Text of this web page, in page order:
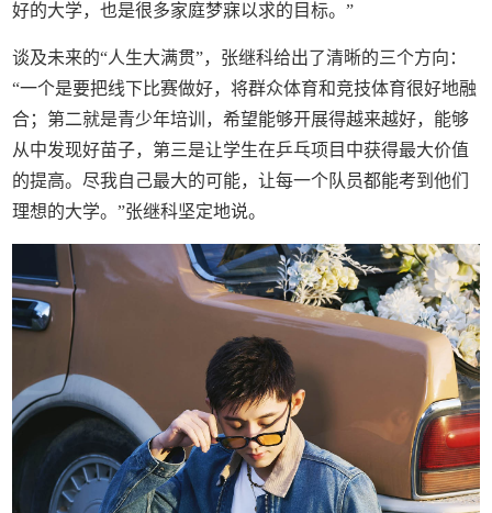
好的大学，也是很多家庭梦寐以求的目标。”
谈及未来的“人生大满贯”，张继科给出了清晰的三个方向：
“一个是要把线下比赛做好，将群众体育和竞技体育很好地融
合；第二就是青少年培训，希望能够开展得越来越好，能够
从中发现好苗子，第三是让学生在乒乓项目中获得最大价值
的提高。尽我自己最大的可能，让每一个队员都能考到他们
理想的大学。”张继科坚定地说。